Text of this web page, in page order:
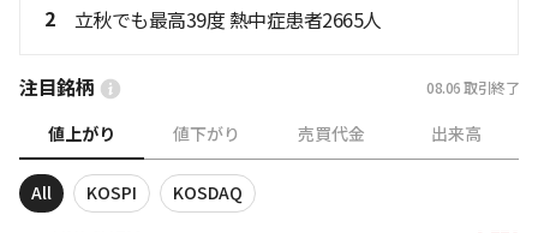
2 立秋でも最高39度 熱中症患者2665人
注目銘柄 08.06 取引終了
値上がり 値下がり 売買代金 出来高
All KOSPI KOSDAQ